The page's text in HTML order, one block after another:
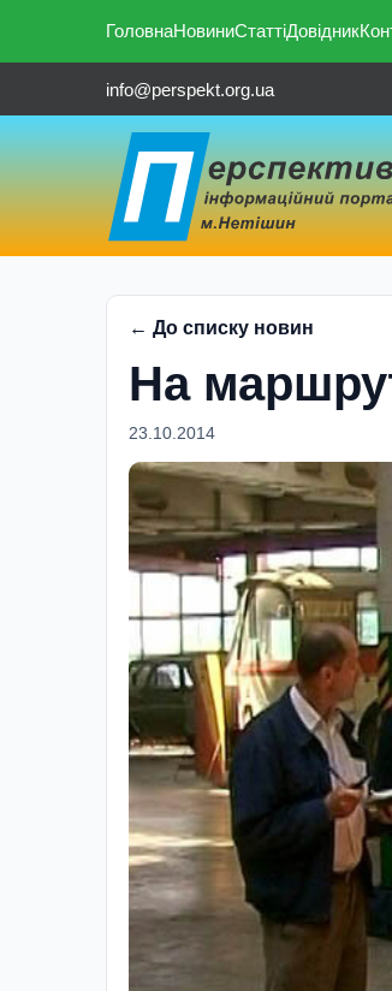
ГоловнаНовиниСтаттіДовідник
info@perspekt.org.ua
← До списку новин
На
23.10.2014